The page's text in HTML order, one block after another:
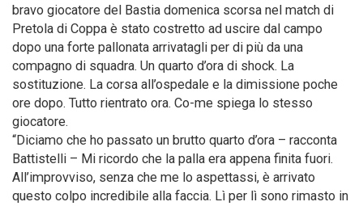
bravo giocatore del Bastia domenica scorsa nel match di
Pretola di Coppa è stato costretto ad uscire dal campo
dopo una forte pallonata arrivatagli per di più da una
compagno di squadra. Un quarto d’ora di shock. La
sostituzione. La corsa all’ospedale e la dimissione poche
ore dopo. Tutto rientrato ora. Co-me spiega lo stesso
giocatore.
“Diciamo che ho passato un brutto quarto d’ora – racconta
Battistelli – Mi ricordo che la palla era appena finita fuori.
All’improvviso, senza che me lo aspettassi, è arrivato
questo colpo incredibile alla faccia. Lì per lì sono rimasto in